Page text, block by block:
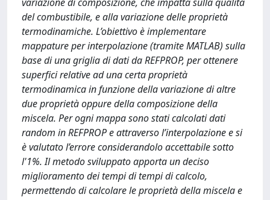
del combustibile, e alla variazione delle proprietà
termodinamiche. L’obiettivo è implementare
mappature per interpolazione (tramite MATLAB) sulla
base di una griglia di dati da REFPROP, per ottenere
superfici relative ad una certa proprietà
termodinamica in funzione della variazione di altre
due proprietà oppure della composizione della
miscela. Per ogni mappa sono stati calcolati dati
random in REFPROP e attraverso l’interpolazione e si
è valutato l’errore considerandolo accettabile sotto
l'1%. Il metodo sviluppato apporta un deciso
miglioramento dei tempi di tempi di calcolo,
permettendo di calcolare le proprietà della miscela e